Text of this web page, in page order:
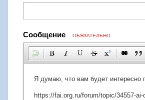
Сообщение ОБЯЗАТЕЛЬНО